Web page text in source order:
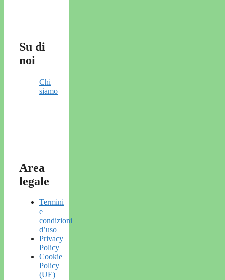
Su di
noi
Chi
siamo
Area
legale
Termini
e
condizioni
d’uso
Privacy
Policy
Cookie
Policy
(UE)